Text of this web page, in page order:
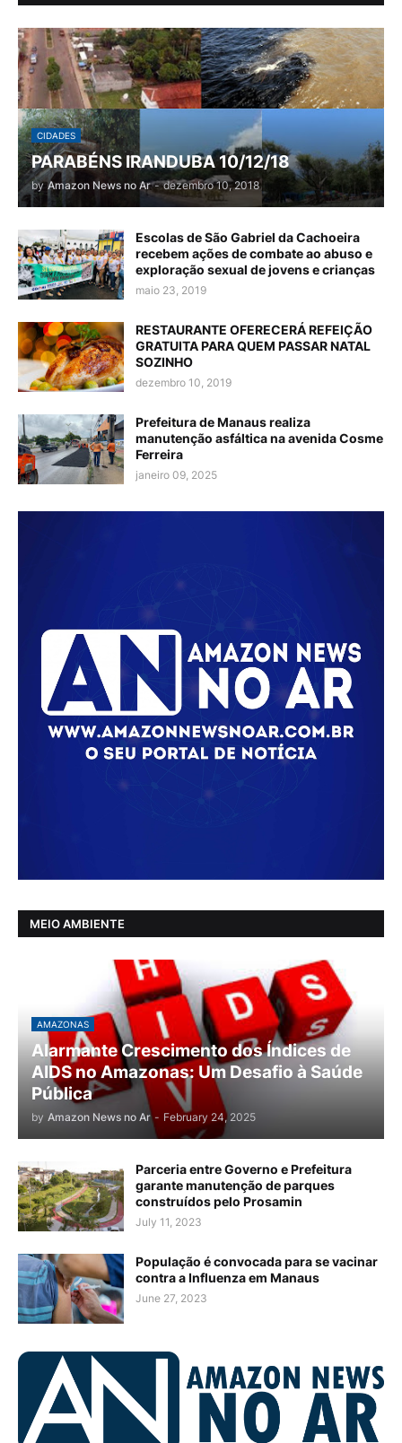
CIDADES
PARABÉNS IRANDUBA 10/12/18
by Amazon News no Ar - dezembro 10, 2018
Escolas de São Gabriel da Cachoeira
recebem ações de combate ao abuso e
exploração sexual de jovens e crianças
maio 23, 2019
RESTAURANTE OFERECERÁ REFEIÇÃO
GRATUITA PARA QUEM PASSAR NATAL
SOZINHO
dezembro 10, 2019
Prefeitura de Manaus realiza
manutenção asfáltica na avenida Cosme
Ferreira
janeiro 09, 2025
MEIO AMBIENTE
AMAZONAS
Alarmante Crescimento dos Índices de
AIDS no Amazonas: Um Desafio à Saúde
Pública
by Amazon News no Ar - February 24, 2025
Parceria entre Governo e Prefeitura
garante manutenção de parques
construídos pelo Prosamin
July 11, 2023
População é convocada para se vacinar
contra a Influenza em Manaus
June 27, 2023